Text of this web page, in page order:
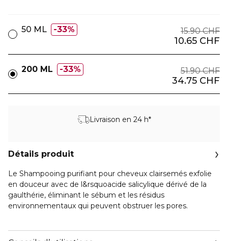
50 ML 33% 15.90 CHF
10.65 CHF
200 ML 33% 51.90 CHF
34.75 CHF
Livraison en 24 h*
Détails produit
Le Shampooing purifiant pour cheveux clairsemés exfolie
en douceur avec de l&rsquoacide salicylique dérivé de la
gaulthérie, éliminant le sébum et les résidus
environnementaux qui peuvent obstruer les pores.